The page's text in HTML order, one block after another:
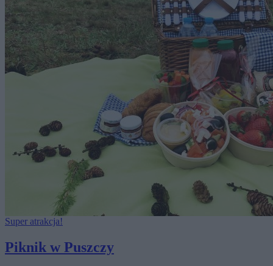
Super atrakcja!
Piknik w Puszczy